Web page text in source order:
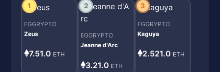
1
EGGRYPTO
Zeus
7.51.0 ETH
2
EGGRYPTO
Jeanne d'Arc
3.21.0 ETH
3
EGGRYPTO
Kaguya
2.521.0 ETH